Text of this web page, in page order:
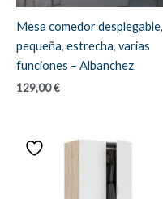
Mesa comedor desplegable,
pequeña, estrecha, varias
funciones – Albanchez
129,00€